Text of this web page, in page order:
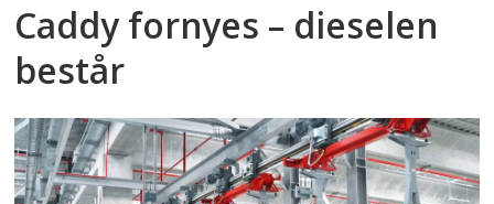
Caddy fornyes – dieselen
består